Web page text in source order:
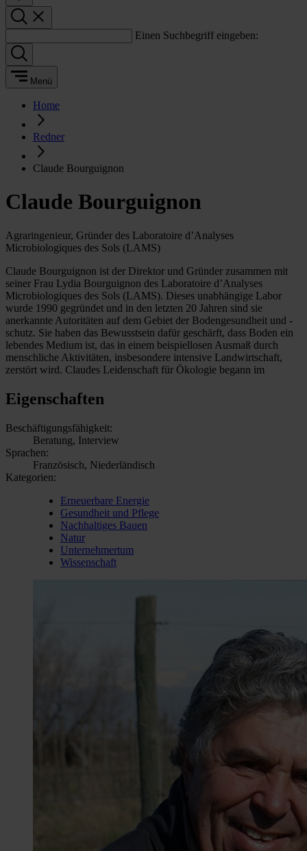
Einen Suchbegriff eingeben:
Menü
Home
Redner
Claude Bourguignon
Claude Bourguignon
Agraringenieur, Gründer des Laboratoire d’Analyses
Microbiologiques des Sols (LAMS)
Claude Bourguignon ist der Direktor und Gründer zusammen mit
seiner Frau Lydia Bourguignon des Laboratoire d’Analyses
Microbiologiques des Sols (LAMS). Dieses unabhängige Labor
wurde 1990 gegründet und in den letzten 20 Jahren sind sie
anerkannte Autoritäten auf dem Gebiet der Bodengesundheit und -
schutz. Sie haben das Bewusstsein dafür geschärft, dass Boden ein
lebendes Medium ist, das in einem beispiellosen Ausmaß durch
menschliche Aktivitäten, insbesondere intensive Landwirtschaft,
zerstört wird. Claudes Leidenschaft für Ökologie begann im
Eigenschaften
Beschäftigungsfähigkeit:
Beratung, Interview
Sprachen:
Französisch, Niederländisch
Kategorien:
Erneuerbare Energie
Gesundheit und Pflege
Nachhaltiges Bauen
Natur
Unternehmertum
Wissenschaft